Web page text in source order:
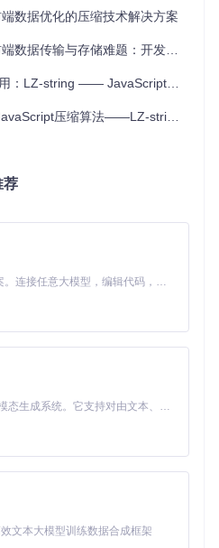
需要polyfil
l
需额外加
载
中等
中等
最高
端环境优化，在保持高压缩
行时开销和最简单的API。
用lz-string
数据优化的压缩技术解决方案
储难题：开发者必备的高效字符串压缩实战指南
string —— JavaScript的高效压缩算法库
压缩算法——LZ-string深度解析】
荐
Claude Code 的开源替代方案。连接任意大模型，编辑代码，运行命令，自动验证 — 全自动执行。用 Rust 构建，极致性能。 ｜ An open-source alternative to Claude Code. Connect any LLM, edit code, run commands, and verify changes — autonomously. Built in Rust for speed. Get Started
MiniMax H3 是一个通用的全模态生成系统。它支持对由文本、图像、视频和音频组成的多模态上下文进行统一理解，并能生成分辨率高达 2K、时长可达 15 秒的带原生立体声音频的视频。得益于面向任务泛化的系统设计，H3 在预训练阶段就已具备广泛的多模态上下文理解与生成能力，能够出色地执行复杂的多模态指令。
文本大模型训练数据合成框架